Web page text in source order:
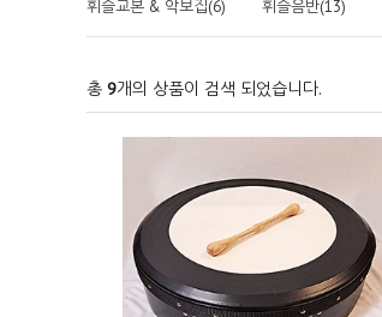
휘슬교본 & 악보집(6) 휘슬음반(13)
총 9개의 상품이 검색 되었습니다.